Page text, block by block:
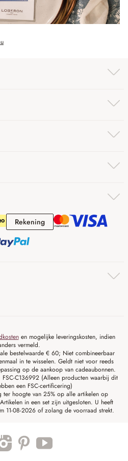
RekeningRekening
en mogelijke leveringskosten, indien
vermeld.
bestelwaarde € 60; Niet combineerbaar
in te wisselen. Geldt niet voor reeds
op de aankoop van cadeaubonnen.
FSC-C136992 (Alleen producten waarbij dit
een FSC-certificering)
ter hoogte van 25% op alle artikelen op
in een set zijn uitgesloten. U heeft
11-08-2026 of zolang de voorraad strekt.